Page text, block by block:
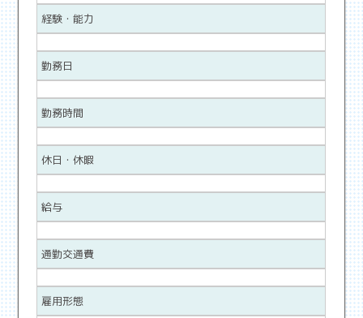
経験・能力
勤務日
勤務時間
休日・休暇
給与
通勤交通費
雇用形態